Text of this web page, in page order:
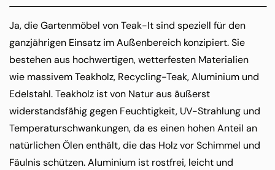
Ja, die Gartenmöbel von Teak-It sind speziell für den
ganzjährigen Einsatz im Außenbereich konzipiert. Sie
bestehen aus hochwertigen, wetterfesten Materialien
wie massivem Teakholz, Recycling-Teak, Aluminium und
Edelstahl. Teakholz ist von Natur aus äußerst
widerstandsfähig gegen Feuchtigkeit, UV-Strahlung und
Temperaturschwankungen, da es einen hohen Anteil an
natürlichen Ölen enthält, die das Holz vor Schimmel und
Fäulnis schützen. Aluminium ist rostfrei, leicht und